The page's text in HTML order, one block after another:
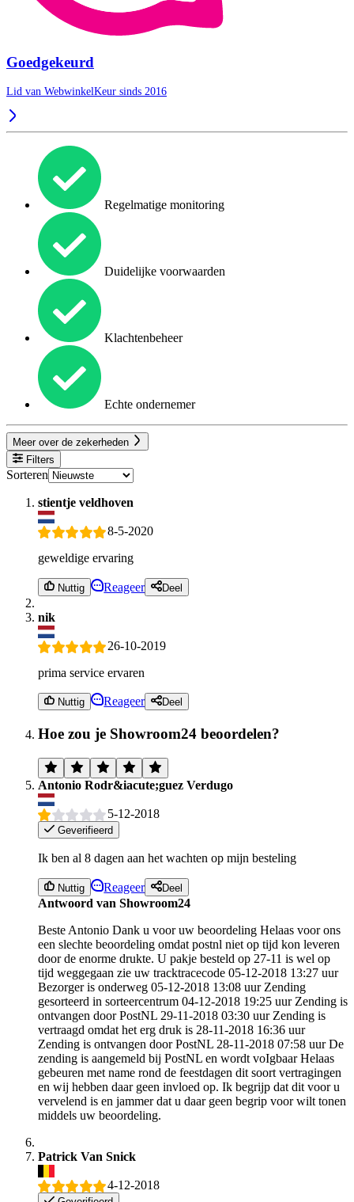
Goedgekeurd
Lid van WebwinkelKeur sinds 2016
Regelmatige monitoring
Duidelijke voorwaarden
Klachtenbeheer
Echte ondernemer
Meer over de zekerheden
Filters
Sorteren
stientje veldhoven
8-5-2020
geweldige ervaring
Nuttig Reageer Deel
nik
26-10-2019
prima service ervaren
Nuttig Reageer Deel
Hoe zou je Showroom24 beoordelen?
Antonio Rodr&iacute;guez Verdugo
5-12-2018
Geverifieerd
Ik ben al 8 dagen aan het wachten op mijn besteling
Nuttig Reageer Deel
Antwoord van Showroom24
Beste Antonio Dank u voor uw beoordeling Helaas voor ons
een slechte beoordeling omdat postnl niet op tijd kon leveren
door de enorme drukte. U pakje besteld op 27-11 is wel op
tijd weggegaan zie uw tracktracecode 05-12-2018 13:27 uur
Bezorger is onderweg 05-12-2018 13:08 uur Zending
gesorteerd in sorteercentrum 04-12-2018 19:25 uur Zending is
ontvangen door PostNL 29-11-2018 03:30 uur Zending is
vertraagd omdat het erg druk is 28-11-2018 16:36 uur
Zending is ontvangen door PostNL 28-11-2018 07:58 uur De
zending is aangemeld bij PostNL en wordt voIgbaar Helaas
gebeuren met name rond de feestdagen dit soort vertragingen
en wij hebben daar geen invloed op. Ik begrijp dat dit voor u
vervelend is en jammer dat u daar geen begrip voor wilt tonen
middels uw beoordeling.
Patrick Van Snick
4-12-2018